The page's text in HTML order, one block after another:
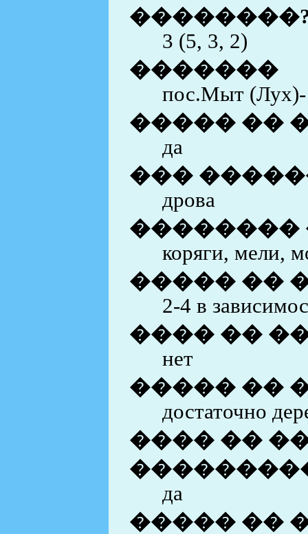
3 (5, 3, 2)
�������
пос.Мыт (Лух)-
����� ��
да
���
дрова
��������
коряги, мели,
����� ��
2-4 в
���� ��
нет
����� ��
достаточно
���� ��
да
����� ��